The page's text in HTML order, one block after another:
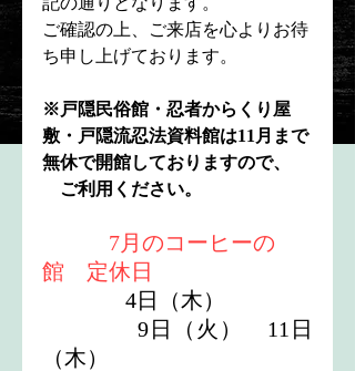
ご確認の上、ご来店を心よりお待
ち申し上げております。
※戸隠民俗館・忍者からくり屋
敷・戸隠流忍法資料館は11月まで
無休で開館しておりますので、
ご利用ください。
7月のコーヒーの
館　定休日
4日（木）
9日（火）　11日
（木）